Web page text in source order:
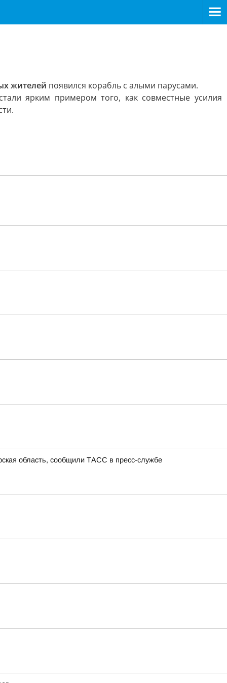
жителей появился корабль с алыми парусами.
ярким примером того, как совместные усилия
область, сообщили ТАСС в пресс-службе